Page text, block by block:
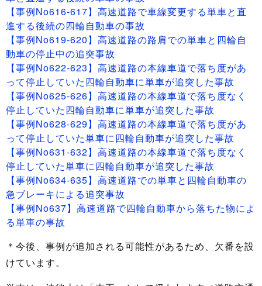
【事例No616-617】高速道路で車線変更する単車と直
進する後続の四輪自動車の事故
【事例No619-620】高速道路の路肩での単車と四輪自
動車の停止中の追突事故
【事例No622-623】高速道路の本線車道で落ち度があ
って停止していた四輪自動車に単車が追突した事故
【事例No625-626】高速道路の本線車道で落ち度なく
停止していた四輪自動車に単車が追突した事故
【事例No628-629】高速道路の本線車道で落ち度があ
って停止していた単車に四輪自動車が追突した事故
【事例No631-632】高速道路の本線車道で落ち度なく
停止していた単車に四輪自動車が追突した事故
【事例No634-635】高速道路での単車と四輪自動車の
急ブレーキによる追突事故
【事例No637】高速道路で四輪自動車から落ちた物によ
る単車の事故
＊今後、事例が追加される可能性があるため、欠番を設
けています。